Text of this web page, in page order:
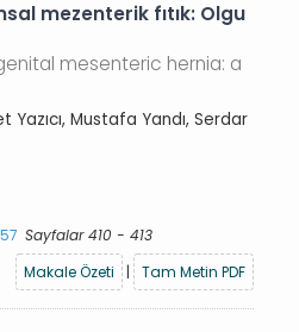
mezenterik fıtık: Olgu
mesenteric hernia: a
Yazıcı, Mustafa Yandı, Serdar
Sayfalar 410 - 413
Makale Özeti
| Tam Metin PDF